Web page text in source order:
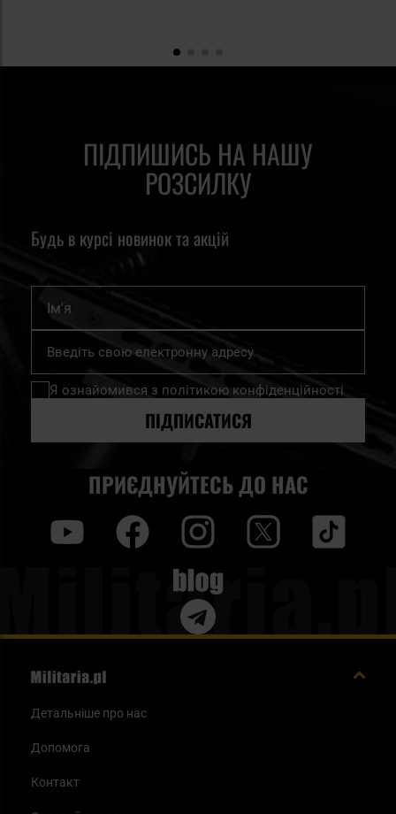
ПІДПИШИСЬ НА НАШУ
РОЗСИЛКУ
Будь в курсі новинок та акцій
Підпишіться
нашу
розсилку
Я ознайомився з політикою конфіденційності
ПІДПИСАТИСЯ
ПРИЄДНУЙТЕСЬ ДО НАС
Blog
Детальніше про нас
Допомога
Контакт